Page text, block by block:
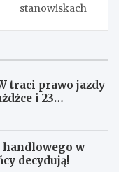
stanowiskach
traci prawo jazdy
i 23
handlowego w
decydują!